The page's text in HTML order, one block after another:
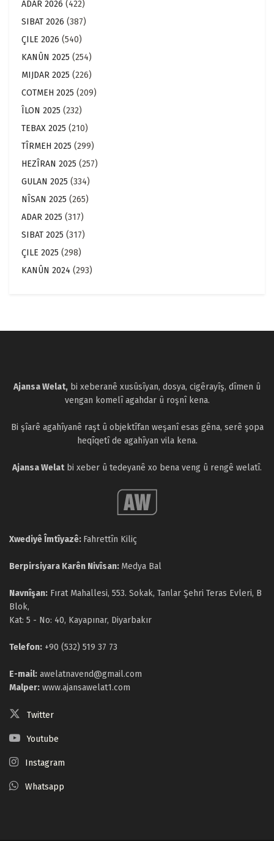
ADAR 2026 (422)
SIBAT 2026 (387)
ÇILE 2026 (540)
KANÛN 2025 (254)
MIJDAR 2025 (226)
COTMEH 2025 (209)
ÎLON 2025 (232)
TEBAX 2025 (210)
TÎRMEH 2025 (299)
HEZÎRAN 2025 (257)
GULAN 2025 (334)
NÎSAN 2025 (265)
ADAR 2025 (317)
SIBAT 2025 (317)
ÇILE 2025 (298)
KANÛN 2024 (293)
Ajansa Welat, bi xeberanê xusûsîyan, dosya, cigêrayîş, dîmen û
vengan komelî agahdar û roşnî kena.
Bi şîarê agahîyanê raşt û objektîfan weşanî esas gêna, serê şopa
heqîqetî de agahîyan vila kena.
Ajansa Welatbi xeber û tedeyanê xo bena veng û rengê welatî.
Xwediyê Îmtîyazê: Fahrettîn Kiliç
Berpirsiyara Karên Nivîsan: Medya Bal
Navnîşan: Fırat Mahallesi, 553. Sokak, Tanlar Şehri Teras Evleri, B
Blok,
Kat: 5 - No: 40, Kayapınar, Diyarbakır
Telefon: +90 (532) 519 37 73
E-mail: awelatnavend@gmail.com
Malper: www.ajansawelat1.com
Twitter
Youtube
Instagram
Whatsapp